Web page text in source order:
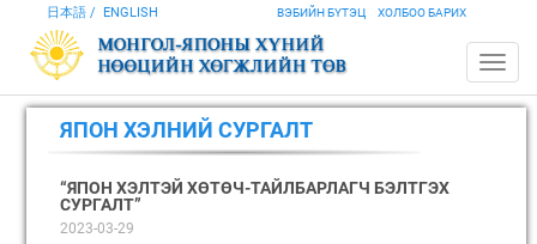
ВЭБИЙН БҮТЭЦ ХОЛБОО БАРИХ
日本語 ENGLISH
ЯПОН ХЭЛНИЙ СУРГАЛТ
“ЯПОН ХЭЛТЭЙ ХӨТӨЧ-ТАЙЛБАРЛАГЧ БЭЛТГЭХ
СУРГАЛТ”
2023-03-29